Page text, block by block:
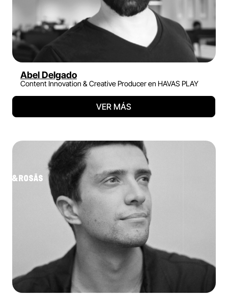
Abel Delgado
Content Innovation & Creative Producer en HAVAS PLAY
VER MÁS